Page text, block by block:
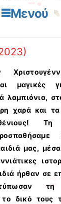
Μενού
μαγικές
χαρά και
μας,
ήρθαν σε
δικό τους